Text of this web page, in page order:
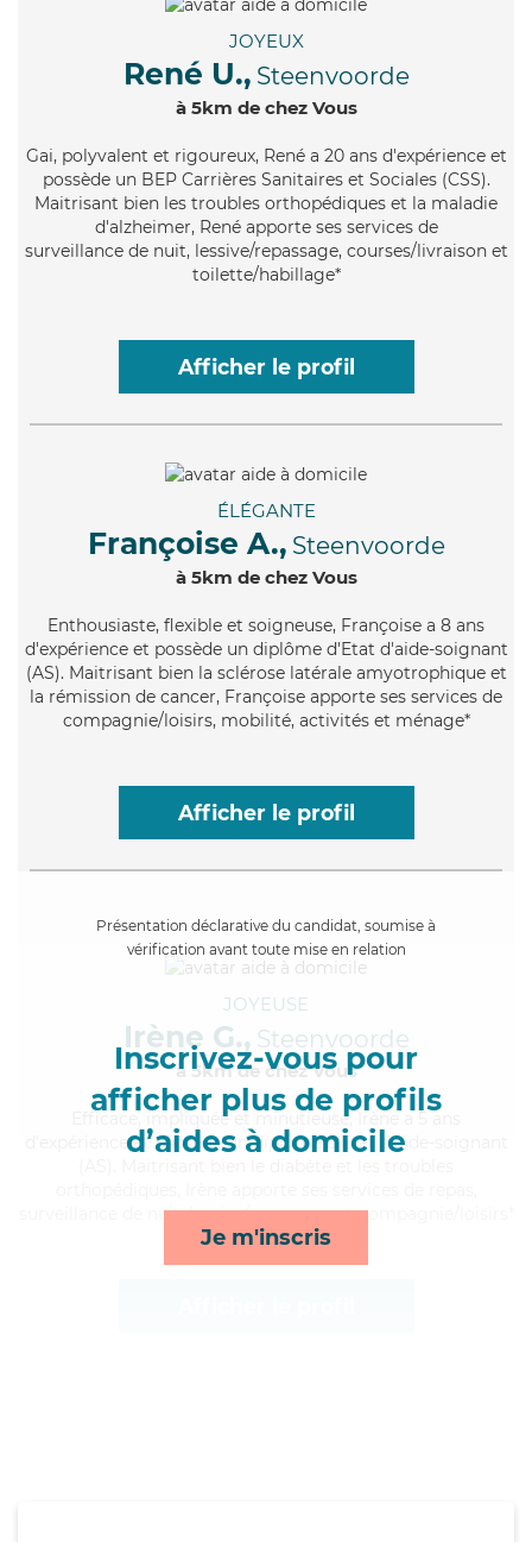
JOYEUX
René U., Steenvoorde
à 5km de chez Vous
Gai, polyvalent et rigoureux, René a 20 ans d'expérience et
possède un BEP Carrières Sanitaires et Sociales (CSS).
Maitrisant bien les troubles orthopédiques et la maladie
d'alzheimer, René apporte ses services de
surveillance de nuit, lessive/repassage, courses/livraison et
toilette/habillage*
Afficher le profil
ÉLÉGANTE
Françoise A., Steenvoorde
à 5km de chez Vous
Enthousiaste, flexible et soigneuse, Françoise a 8 ans
d'expérience et possède un diplôme d'Etat d'aide-soignant
(AS). Maitrisant bien la sclérose latérale amyotrophique et
la rémission de cancer, Françoise apporte ses services de
compagnie/loisirs, mobilité, activités et ménage*
Afficher le profil
Présentation déclarative du candidat, soumise à
vérification avant toute mise en relation
Inscrivez-vous pour
afficher plus de profils
d’aides à domicile
Je m'inscris
JOYEUSE
Irène G., Steenvoorde
à 5km de chez Vous
, impliquée et minutieuse, Irène a 5 ans
d'expérience et possède un diplôme d'Etat d'aide-soignant
surveillance de nuit, lessive/repassage et compagnie/loisirs*